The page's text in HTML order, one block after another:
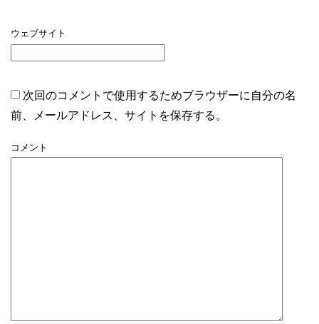
ウェブサイト
次回のコメントで使用するためブラウザーに自分の名
前、メールアドレス、サイトを保存する。
コメント